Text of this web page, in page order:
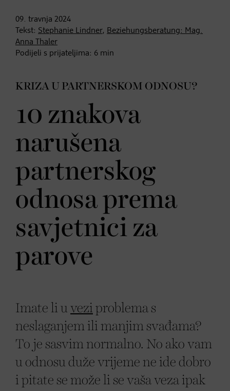
09. travnja 2024
Tekst: Stephanie Lindner, Beziehungsberatung: Mag.
Anna Thaler
Podijeli s prijateljima: 6 min
KRIZA U PARTNERSKOM ODNOSU?
10 znakova
narušena
partnerskog
odnosa prema
savjetnici za
parove
Imate li u vezi problema s
neslaganjem ili manjim svađama?
To je sasvim normalno. No ako vam
u odnosu duže vrijeme ne ide dobro
i pitate se može li se vaša veza ipak